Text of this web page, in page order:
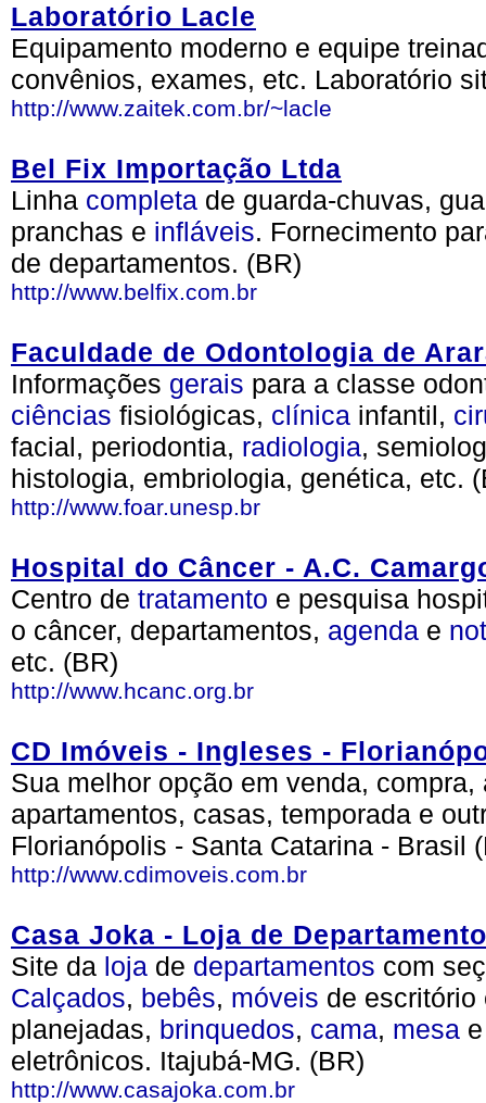
Laboratório Lacle
Equipamento moderno e equipe
convênios, exames, etc. Laboratório
http://www.zaitek.com.br/~lacle
Bel Fix Importação Ltda
Linha completa de guarda-chuvas,
pranchas e infláveis. Fornecimento
de departamentos. (BR)
http://www.belfix.com.br
Faculdade de Odontologia de
Informações gerais para a classe
ciências fisiológicas, clínica infantil,
facial, periodontia, radiologia,
histologia, embriologia, genética, etc.
http://www.foar.unesp.br
Hospital do Câncer - A.C.
Centro de tratamento e pesquisa
o câncer, departamentos, agenda e
etc. (BR)
http://www.hcanc.org.br
CD Imóveis - Ingleses -
Sua melhor opção em venda,
apartamentos, casas, temporada e
Florianópolis - Santa Catarina - Brasil
http://www.cdimoveis.com.br
Casa Joka - Loja de
Site da loja de departamentos com
Calçados, bebês, móveis de
planejadas, brinquedos, cama, mesa
eletrônicos. Itajubá-MG. (BR)
http://www.casajoka.com.br